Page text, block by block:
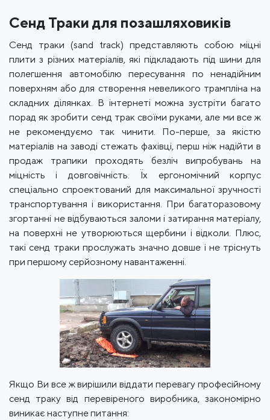
Сенд Траки для позашляховиків
Сенд траки (sand track) представляють собою міцні
плити з різних матеріалів, які підкладають під шини для
полегшення автомобілю пересування по ненадійним
поверхням або для створення невеликого трампліна на
складних ділянках. В інтернеті можна зустріти багато
порад як зробити сенд трак своїми руками, але ми все ж
не рекомендуємо так чинити. По-перше, за якістю
матеріалів на заводі стежать фахівці, перш ніж надійти в
продаж трапики проходять безліч випробувань на
міцність і довговічність. Їх ергономічний корпус
спеціально спроектований для максимальної зручності
транспортування і використання. При багаторазовому
згортанні не відбуваються заломи і затирання матеріалу,
на поверхні не утворюються щербини і відколи. Плюс,
такі сенд траки прослужать значно довше і не тріснуть
при першому серйозному навантаженні.
Якщо Ви все ж вирішили віддати перевагу професійному
сенд траку від перевіреного виробника, закономірно
виникає наступне питання: